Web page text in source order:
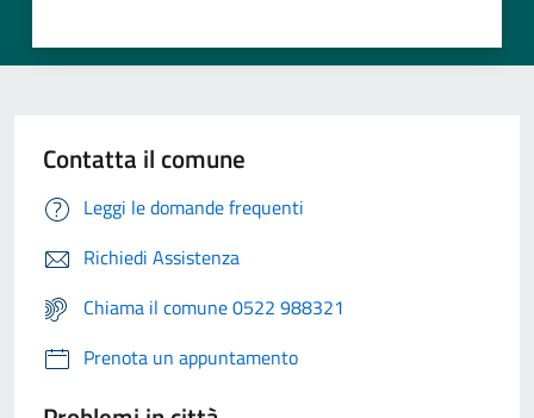
Contatta il comune
Leggi le domande frequenti
Richiedi Assistenza
Chiama il comune 0522 988321
Prenota un appuntamento